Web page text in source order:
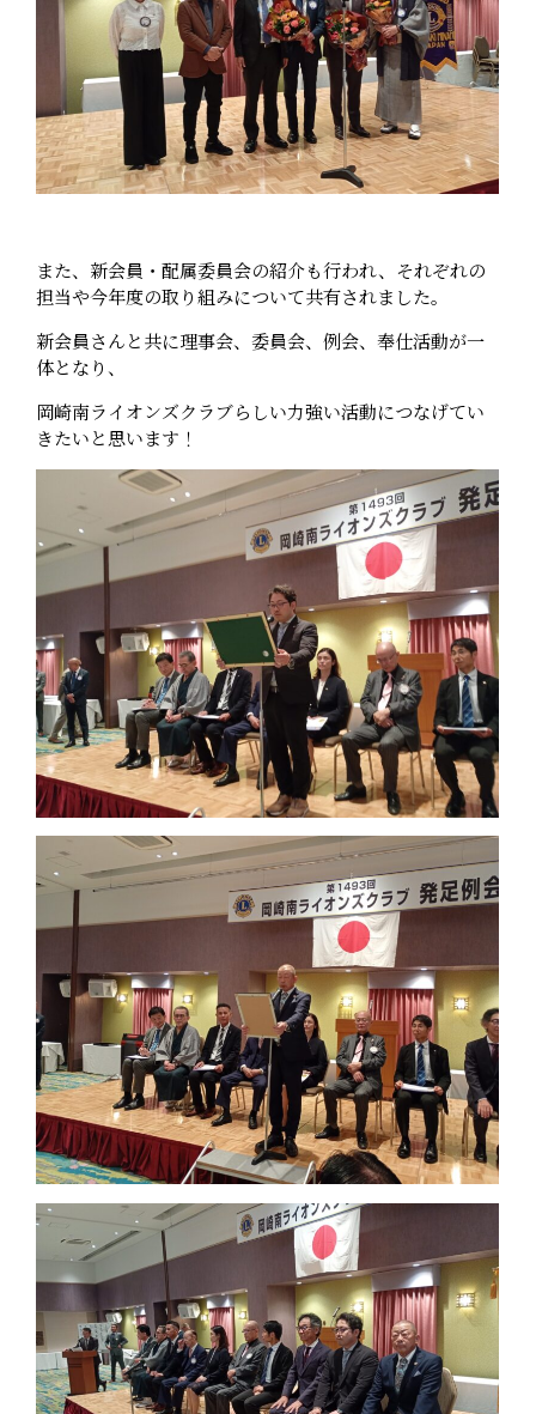
また、新会員・配属委員会の紹介も行われ、それぞれの
担当や今年度の取り組みについて共有されました。
新会員さんと共に理事会、委員会、例会、奉仕活動が一
体となり、
岡崎南ライオンズクラブらしい力強い活動につなげてい
きたいと思います！